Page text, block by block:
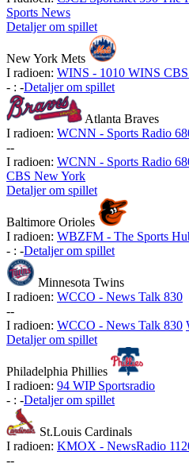
Sports News
Detaljer om spillet
New York Mets
I radioen: WINS - 1010 WINS
- : -Detaljer om spillet
Atlanta Braves
I radioen: WCNN - Sports Radio
--
I radioen: WCNN - Sports Radio
CBS New York
Detaljer om spillet
Baltimore Orioles
I radioen: WBZFM - The Sports
- : -Detaljer om spillet
Minnesota Twins
I radioen: WCCO - News Talk 830
--
I radioen: WCCO - News Talk 830
Detaljer om spillet
Philadelphia Phillies
I radioen: 94 WIP Sportsradio
- : -Detaljer om spillet
St.Louis Cardinals
I radioen: KMOX - NewsRadio